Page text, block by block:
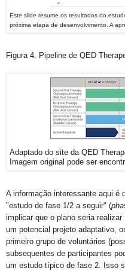
Este slide resume os resultados do
próxima etapa de desenvolvimento. A
Figura 4. Pipeline de QED
Adaptado do site da QED
Imagem original pode ser
A informação interessante aqui é
"estudo de fase 1/2 a seguir" (
implicar que o plano seria
um potencial projeto adaptativo,
primeiro grupo de voluntários
subsequentes de participantes
um estudo típico de fase 2. Isso